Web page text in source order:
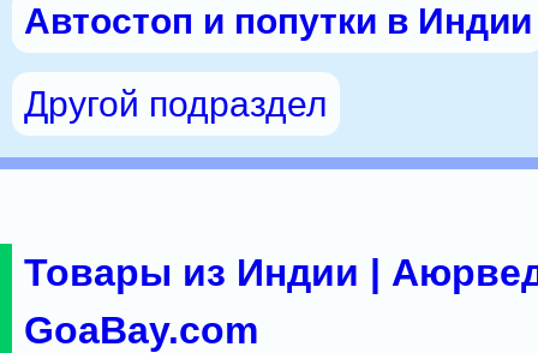
Автостоп и попутки в Индии
Другой подраздел
Товары из Индии |
GoaBay.com